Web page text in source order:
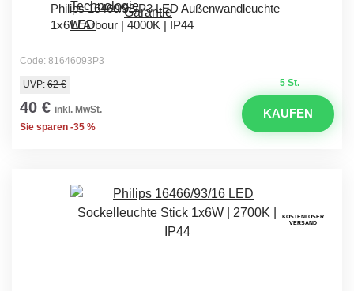
Philips 16460/93/P3 LED Außenwandleuchte
1x6W Arbour | 4000K | IP44
Code: 81646093P3
5 St.
UVP: 62 €
40 € inkl. MwSt.
Sie sparen -35 %
KAUFEN
KOSTENLOSER
VERSAND